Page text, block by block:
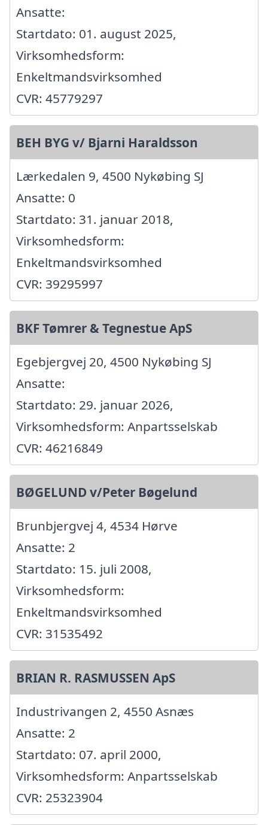
Ansatte:
Startdato: 01. august 2025,
Virksomhedsform:
Enkeltmandsvirksomhed
CVR: 45779297
BEH BYG v/ Bjarni Haraldsson
Lærkedalen 9, 4500 Nykøbing SJ
Ansatte: 0
Startdato: 31. januar 2018,
Virksomhedsform:
Enkeltmandsvirksomhed
CVR: 39295997
BKF Tømrer & Tegnestue ApS
Egebjergvej 20, 4500 Nykøbing SJ
Ansatte:
Startdato: 29. januar 2026,
Virksomhedsform: Anpartsselskab
CVR: 46216849
BØGELUND v/Peter Bøgelund
Brunbjergvej 4, 4534 Hørve
Ansatte: 2
Startdato: 15. juli 2008,
Virksomhedsform:
Enkeltmandsvirksomhed
CVR: 31535492
BRIAN R. RASMUSSEN ApS
Industrivangen 2, 4550 Asnæs
Ansatte: 2
Startdato: 07. april 2000,
Virksomhedsform: Anpartsselskab
CVR: 25323904